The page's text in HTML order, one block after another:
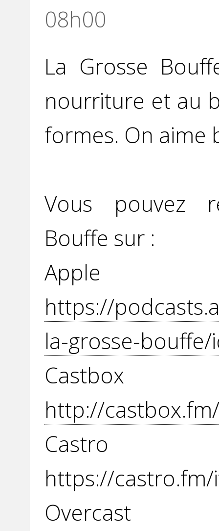
08h00
La Grosse
nourriture et au
formes. On aime
Vous pouvez
Bouffe sur :
Apple
https://
la-grosse-bouffe/
http://
https://